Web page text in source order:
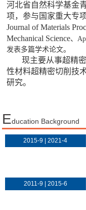
河北省自然科学基金
项，参与国家重大专
Journal of Materials
Mechanical Science、
发表多篇学术论文。
现主要从事超精
性材料超精密切削技
研究。
Education Background
2015-9 | 2021-4
2011-9 | 2015-6